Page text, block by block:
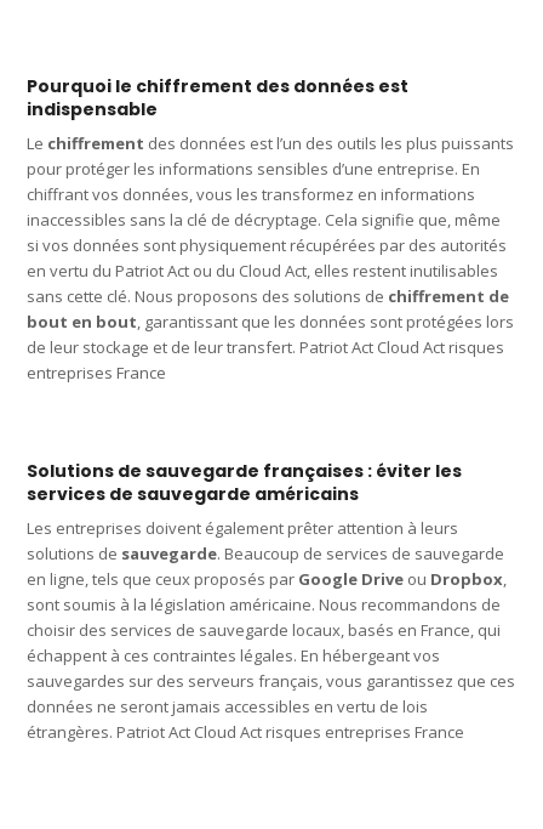
Pourquoi le chiffrement des données est
indispensable
Le chiffrement des données est l’un des outils les plus puissants
pour protéger les informations sensibles d’une entreprise. En
chiffrant vos données, vous les transformez en informations
inaccessibles sans la clé de décryptage. Cela signifie que, même
si vos données sont physiquement récupérées par des autorités
en vertu du Patriot Act ou du Cloud Act, elles restent inutilisables
sans cette clé. Nous proposons des solutions de chiffrement de
bout en bout, garantissant que les données sont protégées lors
de leur stockage et de leur transfert. Patriot Act Cloud Act risques
entreprises France
Solutions de sauvegarde françaises : éviter les
services de sauvegarde américains
Les entreprises doivent également prêter attention à leurs
solutions de sauvegarde. Beaucoup de services de sauvegarde
en ligne, tels que ceux proposés par Google Drive ou Dropbox,
sont soumis à la législation américaine. Nous recommandons de
choisir des services de sauvegarde locaux, basés en France, qui
échappent à ces contraintes légales. En hébergeant vos
sauvegardes sur des serveurs français, vous garantissez que ces
données ne seront jamais accessibles en vertu de lois
étrangères. Patriot Act Cloud Act risques entreprises France